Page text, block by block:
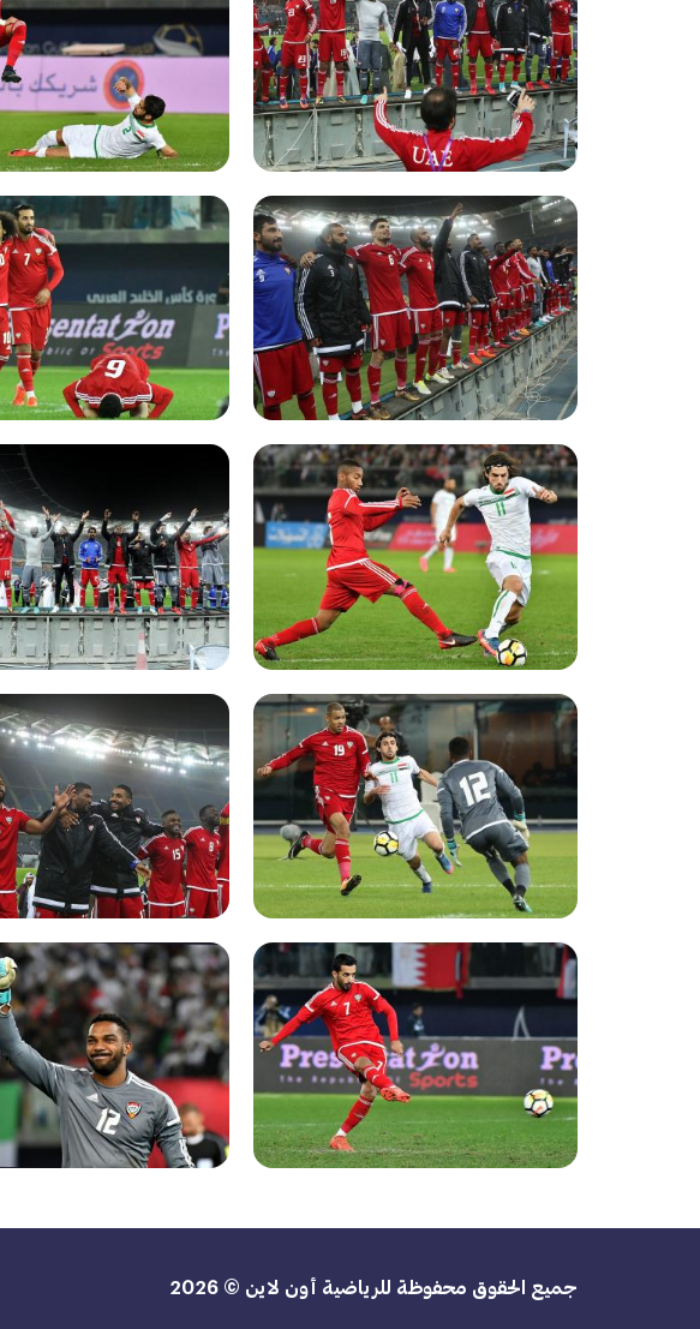
جميع الحقوق محفوظة للرياضية أون لاين © 2026